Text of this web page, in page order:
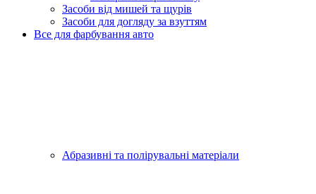
Засоби від мишей та щурів
Засоби для догляду за взуттям
Все для фарбування авто
Абразивні та полірувальні матеріали